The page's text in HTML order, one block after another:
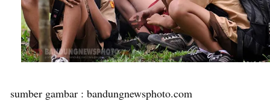
sumber gambar : bandungnewsphoto.com